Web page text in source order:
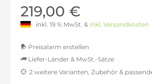
219,00 €
inkl. 19 % MwSt. & inkl. Versandkosten
Preisalarm erstellen
Liefer-Länder & MwSt.-Sätze
2 weitere Varianten, Zubehör &